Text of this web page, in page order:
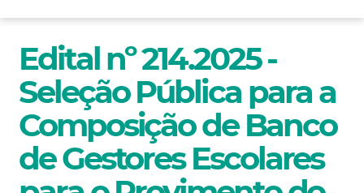
Edital nº 214.2025 -
Seleção Pública para a
Composição de Banco
de Gestores Escolares